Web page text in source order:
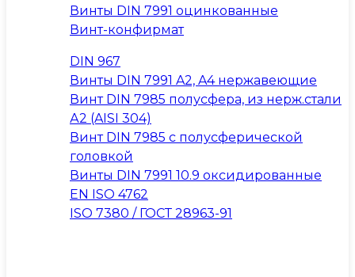
Винты DIN 7991 оцинкованные
Винт-конфирмат
DIN 967
Винты DIN 7991 A2, A4 нержавеющие
Винт DIN 7985 полусфера, из нерж.стали
А2 (AISI 304)
Винт DIN 7985 с полусферической
головкой
Винты DIN 7991 10.9 оксидированные
EN ISO 4762
ISO 7380 / ГОСТ 28963-91